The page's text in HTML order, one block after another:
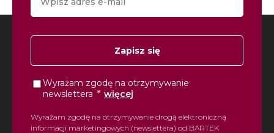
Zapisz się
Wyrażam zgodę na otrzymywanie
newslettera * więcej
Wyrażam zgodę na otrzymywanie drogą elektroniczną
informacji marketingowych (newslettera) od BARTEK